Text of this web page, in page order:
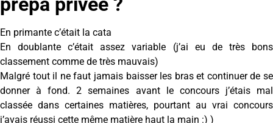
En primante c’était la cata
En doublante c’était assez variable (j’ai eu de très bons
classement comme de très mauvais)
Malgré tout il ne faut jamais baisser les bras et continuer de se
donner à fond. 2 semaines avant le concours j’étais mal
classée dans certaines matières, pourtant au vrai concours
j’avais réussi cette même matière haut la main :) )